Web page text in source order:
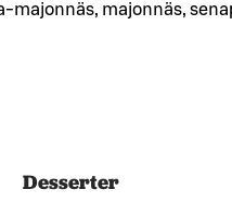
majonnäs, majonnäs,
Desserter